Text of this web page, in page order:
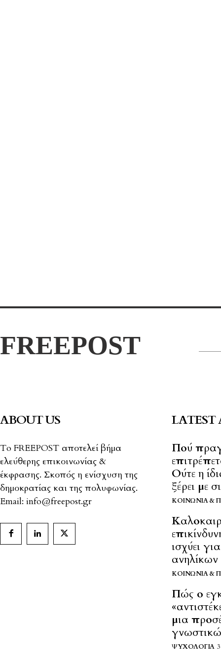
FREEPOST
ABOUT US
To FREEPOST αποτελεί βήμα
ελεύθερης επικοινωνίας &
έκφρασης. Σκοπός η ενίσχυση της
δημοκρατίας και της πολυφωνίας.
Email: info@freepost.gr
LATEST
Πού
Ούτε η
ξέρει με
ΚΟΙΝΩΝΊΑ &
ισχύει
ανηλίκων
ΚΟΙΝΩΝΊΑ &
Πώς ο
μια
ΨΥΧΟΛΟΓΊΑ